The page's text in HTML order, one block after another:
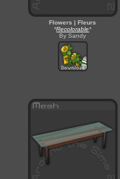
Flowers | Fleurs
*Recolorable*
By Sandy